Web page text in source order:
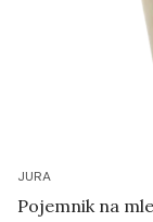
JURA
Pojemnik na